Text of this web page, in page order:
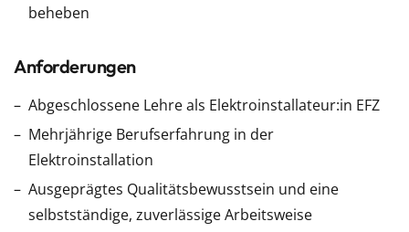
beheben
Anforderungen
Abgeschlossene Lehre als Elektroinstallateur:in EFZ
Mehrjährige Berufserfahrung in der
Elektroinstallation
Ausgeprägtes Qualitätsbewusstsein und eine
selbstständige, zuverlässige Arbeitsweise